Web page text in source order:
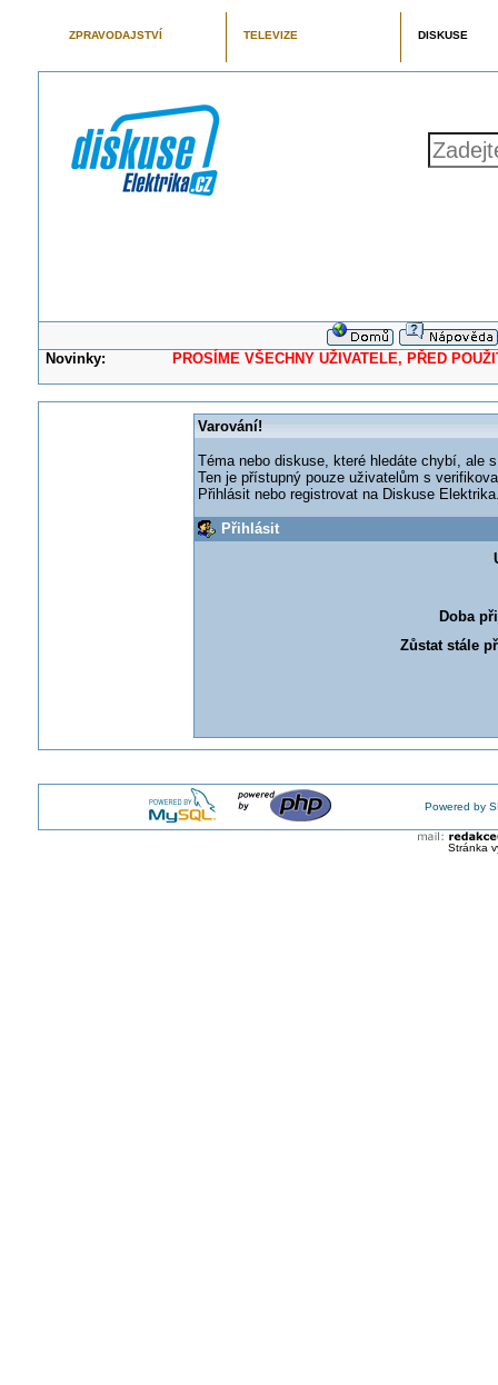
ZPRAVODAJSTVÍ TELEVIZE DISKUSE
Novinky: PROSÍME VŠECHNY UŽIVATELE, PŘED
Varování!
Téma nebo diskuse, které hledáte chybí, ale
Ten je přístupný pouze uživatelům s
Přihlásit nebo registrovat na Diskuse
Přihlásit
Doba
Zůstat stále
Powered by
Stránka